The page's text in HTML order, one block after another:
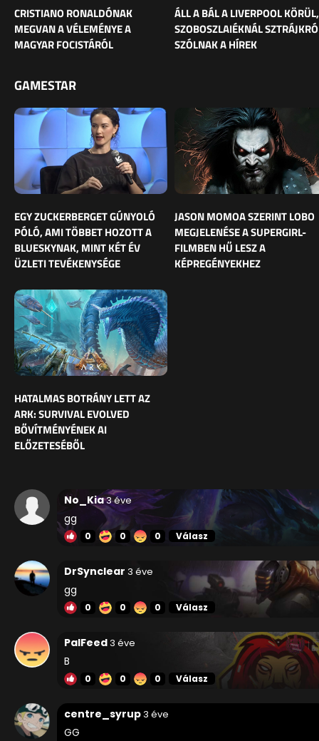
CRISTIANO RONALDÓNAK
MEGVAN A VÉLEMÉNYE A
MAGYAR FOCISTÁRÓL
ÁLL A BÁL A LIVERPOOL KÖRÜL,
SZOBOSZLAIÉKNÁL
SZÓLNAK A HÍREK
GAMESTAR
EGY ZUCKERBERGET GÚNYOLÓ
PÓLÓ, AMI TÖBBET HOZOTT A
BLUESKYNAK, MINT KÉT ÉV
ÜZLETI TEVÉKENYSÉGE
JASON MOMOA SZERINT LOBO
MEGJELENÉSE A SUPERGIRL-
FILMBEN HŰ LESZ A
KÉPREGÉNYEKHEZ
HATALMAS BOTRÁNY LETT AZ
ARK: SURVIVAL EVOLVED
BŐVÍTMÉNYÉNEK AI
ELŐZETESÉBŐL
No_Kia3 éve
gg
0 0 0 Válasz
DrSynclear 3 éve
gg
0 0 0 Válasz
PalFeed3 éve
B
0 0 0 Válasz
centre_syrup3 éve
GG